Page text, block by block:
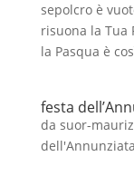
sepolcro è
risuona la Tua
la Pasqua è
festa
da suor-
dell'Annunziata